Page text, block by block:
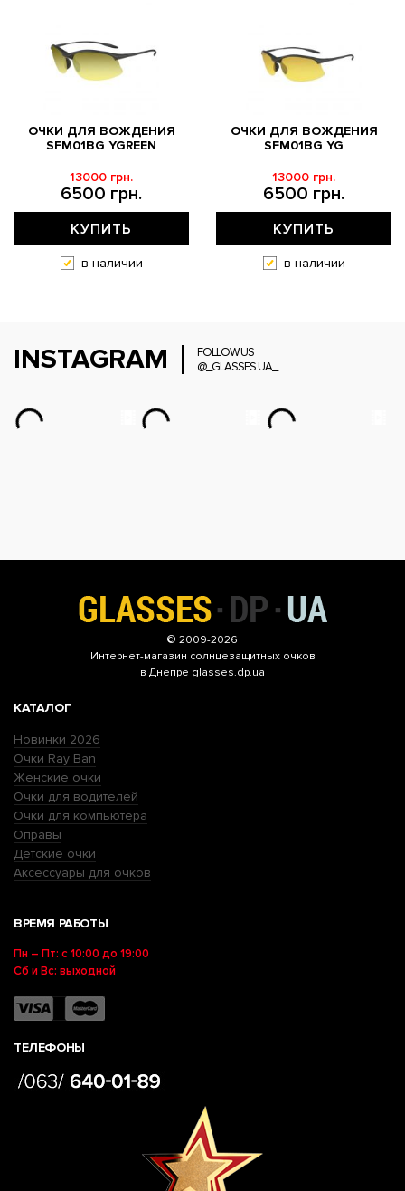
ОЧКИ ДЛЯ ВОЖДЕНИЯ
SFM01BG YGREEN
6500 грн.
13000 грн.
КУПИТЬ
в наличии
ОЧКИ ДЛЯ ВОЖДЕНИЯ
SFM01BG YG
6500 грн.
13000 грн.
КУПИТЬ
в наличии
INSTAGRAM
FOLLOW US
@_GLASSES.UA_
© 2009-2026
Интернет-магазин солнцезащитных очков
в Днепре glasses.dp.ua
КАТАЛОГ
Новинки 2026
Очки Ray Ban
Женские очки
Очки для водителей
Очки для компьютера
Оправы
Детские очки
Аксессуары для очков
ВРЕМЯ РАБОТЫ
Пн – Пт: с 10:00 до 19:00
Сб и Вс: выходной
ТЕЛЕФОНЫ